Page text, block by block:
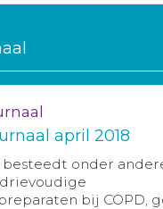
april 2018
onder
bij COPD,